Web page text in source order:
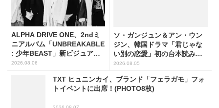
ALPHA DRIVE ONE、2ndミ
ニアルバム「UNBREAKABLE
: 少年BEAST」新ビジュアル
解禁！
2026.08.06
ソ・ガンジュン＆アン・ウン
ジン、韓国ドラマ「君じゃな
い別の恋愛」初の台本読み合
わせで抜群のケミ
2026.08.05
TXT ヒュニンカイ、ブランド「フェラガモ」フォ
トイベントに出席！(PHOTO8枚)